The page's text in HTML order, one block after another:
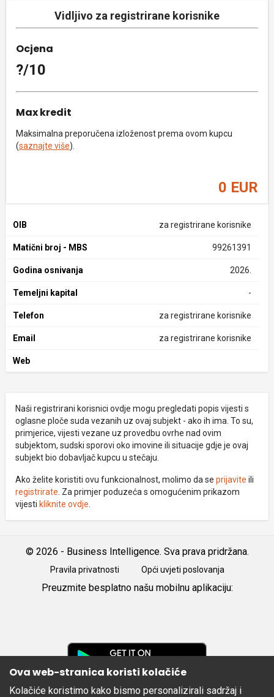
Vidljivo za registrirane korisnike
Ocjena
?/10
Max kredit
Maksimalna preporučena izloženost prema ovom kupcu
(saznajte više).
0 EUR
OIB za registrirane korisnike
Matični broj - MBS 99261391
Godina osnivanja 2026.
Temeljni kapital -
Telefon za registrirane korisnike
Email za registrirane korisnike
Web
Naši registrirani korisnici ovdje mogu pregledati popis vijesti s
oglasne ploče suda vezanih uz ovaj subjekt - ako ih ima. To su,
primjerice, vijesti vezane uz provedbu ovrhe nad ovim
subjektom, sudski sporovi oko imovine ili situacije gdje je ovaj
subjekt bio dobavljač kupcu u stečaju.
Ako želite koristiti ovu funkcionalnost, molimo da se prijavite ili
registrirate . Za primjer poduzeća s omogućenim prikazom
vijesti kliknite ovdje
© 2026 - Business Intelligence. Sva prava pridržana.
Pravila privatnosti Opći uvjeti poslovanja
Preuzmite besplatno našu mobilnu aplikaciju:
Ova web-stranica koristi kolačiće
Kolačiće koristimo kako bismo personalizirali sadržaj i